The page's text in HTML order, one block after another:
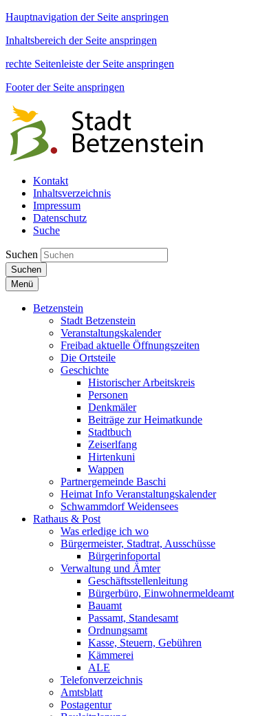
Hauptnavigation der Seite anspringen
Inhaltsbereich der Seite anspringen
rechte Seitenleiste der Seite anspringen
Footer der Seite anspringen
Kontakt
Inhaltsverzeichnis
Impressum
Datenschutz
Suche
Suchen
Suchen
Menü
Betzenstein
Stadt Betzenstein
Veranstaltungskalender
Freibad aktuelle Öffnungszeiten
Die Ortsteile
Geschichte
Historischer Arbeitskreis
Personen
Denkmäler
Beiträge zur Heimatkunde
Stadtbuch
Zeiserlfang
Hirtenkuni
Wappen
Partnergemeinde Baschi
Heimat Info Veranstaltungskalender
Schwammdorf Weidensees
Rathaus & Post
Was erledige ich wo
Bürgermeister, Stadtrat, Ausschüsse
Bürgerinfoportal
Verwaltung und Ämter
Geschäftsstellenleitung
Bürgerbüro, Einwohnermeldeamt
Bauamt
Passamt, Standesamt
Ordnungsamt
Kasse, Steuern, Gebühren
Kämmerei
ALE
Telefonverzeichnis
Amtsblatt
Postagentur